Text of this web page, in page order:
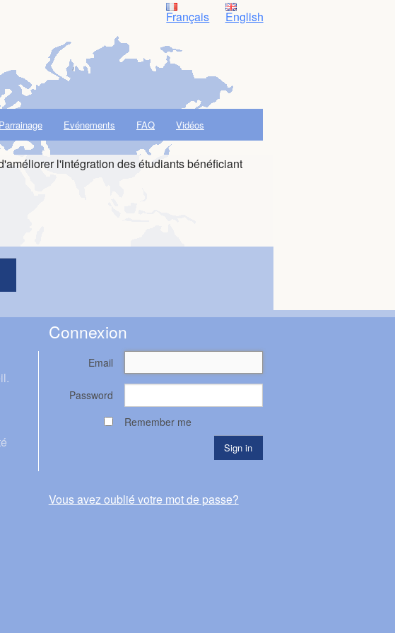
Français English
Parrainage Evénements FAQ Vidéos
l'intégration des étudiants bénéficiant
Connexion
Email
Password
Remember me
Vous avez oublié votre mot de passe?